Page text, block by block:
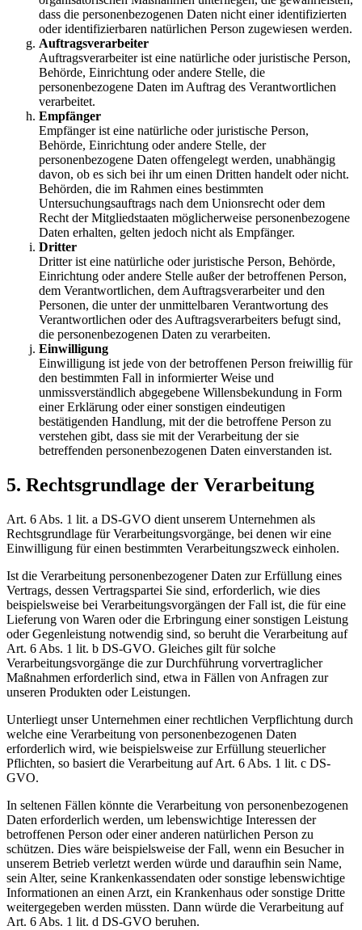
dass die personenbezogenen Daten nicht einer identifizierten
oder identifizierbaren natürlichen Person zugewiesen werden.
Auftragsverarbeiter
Auftragsverarbeiter ist eine natürliche oder juristische Person,
Behörde, Einrichtung oder andere Stelle, die
personenbezogene Daten im Auftrag des Verantwortlichen
verarbeitet.
Empfänger
Empfänger ist eine natürliche oder juristische Person,
Behörde, Einrichtung oder andere Stelle, der
personenbezogene Daten offengelegt werden, unabhängig
davon, ob es sich bei ihr um einen Dritten handelt oder nicht.
Behörden, die im Rahmen eines bestimmten
Untersuchungsauftrags nach dem Unionsrecht oder dem
Recht der Mitgliedstaaten möglicherweise personenbezogene
Daten erhalten, gelten jedoch nicht als Empfänger.
Dritter
Dritter ist eine natürliche oder juristische Person, Behörde,
Einrichtung oder andere Stelle außer der betroffenen Person,
dem Verantwortlichen, dem Auftragsverarbeiter und den
Personen, die unter der unmittelbaren Verantwortung des
Verantwortlichen oder des Auftragsverarbeiters befugt sind,
die personenbezogenen Daten zu verarbeiten.
Einwilligung
Einwilligung ist jede von der betroffenen Person freiwillig für
den bestimmten Fall in informierter Weise und
unmissverständlich abgegebene Willensbekundung in Form
einer Erklärung oder einer sonstigen eindeutigen
bestätigenden Handlung, mit der die betroffene Person zu
verstehen gibt, dass sie mit der Verarbeitung der sie
betreffenden personenbezogenen Daten einverstanden ist.
5. Rechtsgrundlage der Verarbeitung
Art. 6 Abs. 1 lit. a DS-GVO dient unserem Unternehmen als
Rechtsgrundlage für Verarbeitungsvorgänge, bei denen wir eine
Einwilligung für einen bestimmten Verarbeitungszweck einholen.
Ist die Verarbeitung personenbezogener Daten zur Erfüllung eines
Vertrags, dessen Vertragspartei Sie sind, erforderlich, wie dies
beispielsweise bei Verarbeitungsvorgängen der Fall ist, die für eine
Lieferung von Waren oder die Erbringung einer sonstigen Leistung
oder Gegenleistung notwendig sind, so beruht die Verarbeitung auf
Art. 6 Abs. 1 lit. b DS-GVO. Gleiches gilt für solche
Verarbeitungsvorgänge die zur Durchführung vorvertraglicher
Maßnahmen erforderlich sind, etwa in Fällen von Anfragen zur
unseren Produkten oder Leistungen.
Unterliegt unser Unternehmen einer rechtlichen Verpflichtung durch
welche eine Verarbeitung von personenbezogenen Daten
erforderlich wird, wie beispielsweise zur Erfüllung steuerlicher
Pflichten, so basiert die Verarbeitung auf Art. 6 Abs. 1 lit. c DS-
GVO.
In seltenen Fällen könnte die Verarbeitung von personenbezogenen
Daten erforderlich werden, um lebenswichtige Interessen der
betroffenen Person oder einer anderen natürlichen Person zu
schützen. Dies wäre beispielsweise der Fall, wenn ein Besucher in
unserem Betrieb verletzt werden würde und daraufhin sein Name,
sein Alter, seine Krankenkassendaten oder sonstige lebenswichtige
Informationen an einen Arzt, ein Krankenhaus oder sonstige Dritte
weitergegeben werden müssten. Dann würde die Verarbeitung auf
Art. 6 Abs. 1 lit. d DS-GVO beruhen.